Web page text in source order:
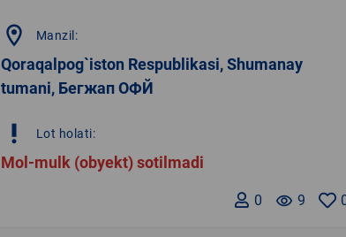
location_on Manzil:
Qoraqalpog`iston Respublikasi, Shumanay
tumani, Бегжап ОФЙ
priority_high Lot holati:
Mol-mulk (obyekt) sotilmadi
remove_red_eye 9
0